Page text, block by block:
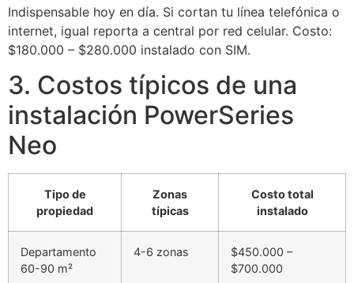
Indispensable hoy en día. Si cortan tu línea telefónica o
internet, igual reporta a central por red celular. Costo:
$180.000 – $280.000 instalado con SIM.
3. Costos típicos de una
instalación PowerSeries
Neo
Tipo de
propiedad
Zonas
típicas
Costo total
instalado
Departamento
60-90 m²
4-6 zonas
$450.000 –
$700.000